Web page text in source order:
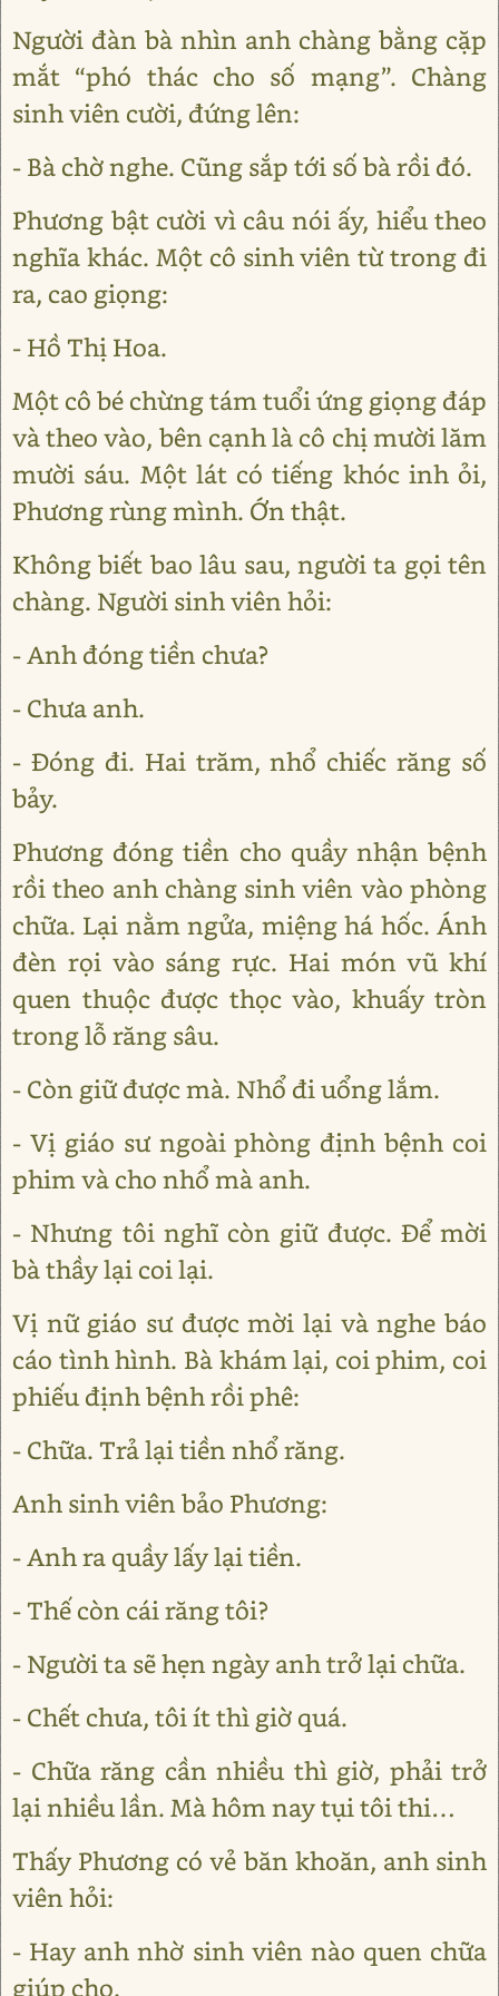
Người đàn bà nhìn anh chàng bằng cặp
mắt “phó thác cho số mạng”. Chàng
sinh viên cười, đứng lên:
- Bà chờ nghe. Cũng sắp tới số bà rồi đó.
Phương bật cười vì câu nói ấy, hiểu theo
nghĩa khác. Một cô sinh viên từ trong đi
ra, cao giọng:
- Hồ Thị Hoa.
Một cô bé chừng tám tuổi ứng giọng đáp
và theo vào, bên cạnh là cô chị mười lăm
mười sáu. Một lát có tiếng khóc inh ỏi,
Phương rùng mình. Ớn thật.
Không biết bao lâu sau, người ta gọi tên
chàng. Người sinh viên hỏi:
- Anh đóng tiền chưa?
- Chưa anh.
- Đóng đi. Hai trăm, nhổ chiếc răng số
bảy.
Phương đóng tiền cho quầy nhận bệnh
rồi theo anh chàng sinh viên vào phòng
chữa. Lại nằm ngửa, miệng há hốc. Ánh
đèn rọi vào sáng rực. Hai món vũ khí
quen thuộc được thọc vào, khuấy tròn
trong lỗ răng sâu.
- Còn giữ được mà. Nhổ đi uổng lắm.
- Vị giáo sư ngoài phòng định bệnh coi
phim và cho nhổ mà anh.
- Nhưng tôi nghĩ còn giữ được. Để mời
bà thầy lại coi lại.
Vị nữ giáo sư được mời lại và nghe báo
cáo tình hình. Bà khám lại, coi phim, coi
phiếu định bệnh rồi phê:
- Chữa. Trả lại tiền nhổ răng.
Anh sinh viên bảo Phương:
- Anh ra quầy lấy lại tiền.
- Thế còn cái răng tôi?
- Người ta sẽ hẹn ngày anh trở lại chữa.
- Chết chưa, tôi ít thì giờ quá.
- Chữa răng cần nhiều thì giờ, phải trở
lại nhiều lần. Mà hôm nay tụi tôi thi…
Thấy Phương có vẻ băn khoăn, anh sinh
viên hỏi:
- Hay anh nhờ sinh viên nào quen chữa
giúp cho.